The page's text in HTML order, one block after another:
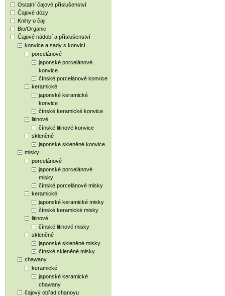
Ostatní čajové příslušenství
Čajové dózy
Knihy o čaji
Bio/Organic
Čajové nádobí a příslušenství
konvice a sady s konvicí
porcelánové
japonské porcelánové
konvice
čínské porcelánové konvice
keramické
japonské keramické
konvice
čínské keramické konvice
litinové
čínské litinové konvice
skleněné
japonské skleněné konvice
misky
porcelánové
japonské porcelánové
misky
čínské porcelánové misky
keramické
japonské keramické misky
čínské keramické misky
litinové
čínské litinové misky
skleněné
japonské skleněné misky
čínské skleněné misky
chawany
keramické
japonské keramické
chawany
čajový obřad chanoyu